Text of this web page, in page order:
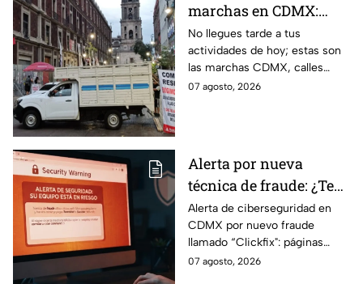
marchas en CDMX:
Manifestantes retiran
bloqueo en Canela y Eje
3 Sur, colonia Granjas
México
No llegues tarde a tus
actividades de hoy; estas son
las marchas CDMX, calles
cerradas y bloqueos que
07 agosto, 2026
Alerta por nueva
técnica de fraude: ¿Te
piden copiar códigos
extraños en la PC?
Cuidado, podrías ser
víctima del peligroso
Alerta de ciberseguridad en
CDMX por nuevo fraude
llamado “Clickfix": páginas
falsas que engañan para
07 agosto, 2026